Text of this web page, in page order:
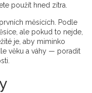
použít hned zítra.
měsících. Podle
ale pokud to nejde,
je, aby miminko
věku a váhy — poradit